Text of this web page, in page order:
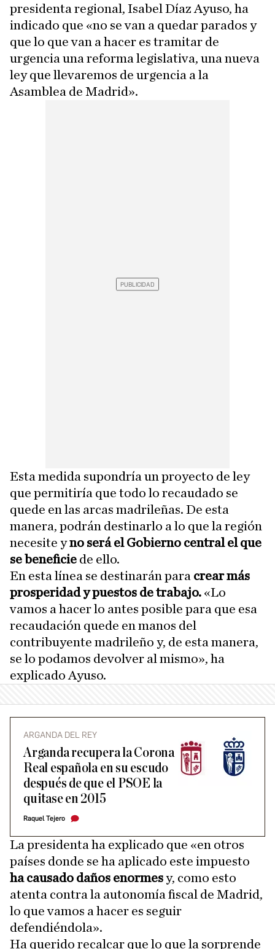
presidenta regional, Isabel Díaz Ayuso, ha
indicado que «no se van a quedar parados y
que lo que van a hacer es tramitar de
urgencia una reforma legislativa, una nueva
ley que llevaremos de urgencia a la
Asamblea de Madrid».
Esta medida supondría un proyecto de ley
que permitiría que todo lo recaudado se
quede en las arcas madrileñas. De esta
manera, podrán destinarlo a lo que la región
necesite yno será el Gobierno central el que
se beneficie de ello.
En esta línea se destinarán para crear más
prosperidad y puestos de trabajo. «Lo
vamos a hacer lo antes posible para que esa
recaudación quede en manos del
contribuyente madrileño y, de esta manera,
se lo podamos devolver al mismo», ha
explicado Ayuso.
ARGANDA DEL REY
Arganda recupera la Corona
Real española en su escudo
después de que el PSOE la
quitase en 2015
Raquel Tejero
La presidenta ha explicado que «en otros
países donde se ha aplicado este impuesto
ha causado daños enormesy, como esto
atenta contra la autonomía fiscal de Madrid,
lo que vamos a hacer es seguir
defendiéndola».
Ha querido recalcar que lo que la sorprende